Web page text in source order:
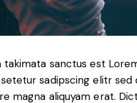
sanctus est
sadipscing elitr
magna aliquyam erat.